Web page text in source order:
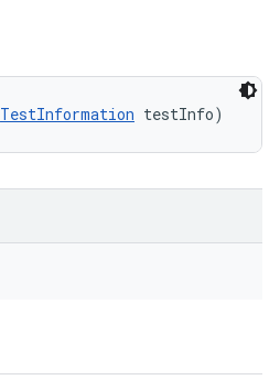
TestInformation testInfo)